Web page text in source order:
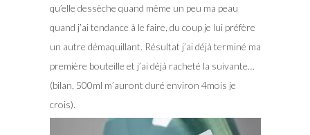
qu’elle dessèche quand même un peu ma peau
quand j’ai tendance à le faire, du coup je lui préfère
un autre démaquillant. Résultat j’ai déjà terminé ma
première bouteille et j’ai déjà racheté la suivante…
(bilan, 500ml m’auront duré environ 4mois je
crois).